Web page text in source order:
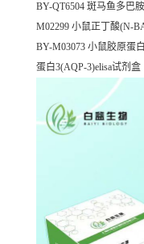
BY-QT6504 斑马鱼多巴
M02299 小鼠正丁酸(N-
BY-M03073 小鼠胶原蛋
蛋白3(AQP-3)elisa试剂盒